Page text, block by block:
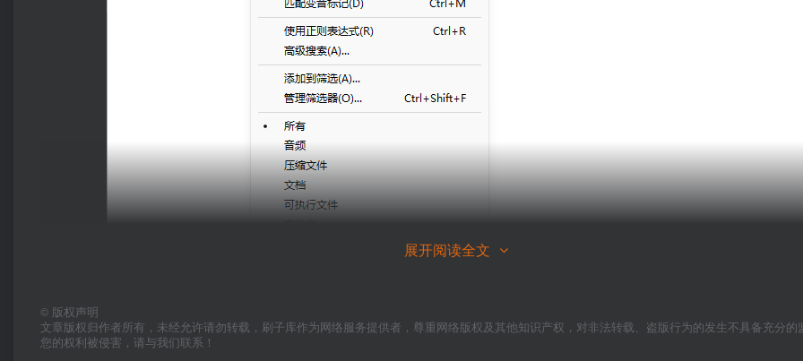
展开阅读全文
© 版权声明
文章版权归作者所有，未经允许请勿转载，刷子库作为网络服务提供者，尊重网络版权及其他知识产权，对非法转载、盗版行为的发生不具备充分的
您的权利被侵害，请与我们联系！